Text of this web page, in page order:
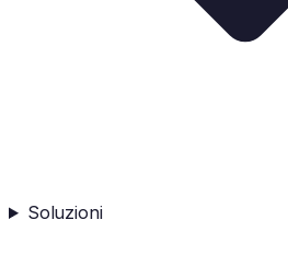
Soluzioni